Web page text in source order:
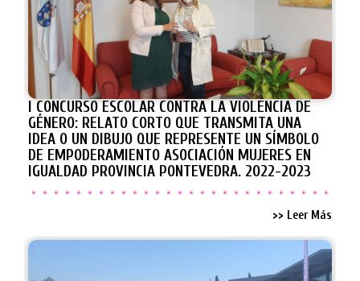
I CONCURSO ESCOLAR CONTRA LA VIOLENCIA DE
GÉNERO: RELATO CORTO QUE TRANSMITA UNA
IDEA O UN DIBUJO QUE REPRESENTE UN SÍMBOLO
DE EMPODERAMIENTO ASOCIACIÓN MUJERES EN
IGUALDAD PROVINCIA PONTEVEDRA. 2022-2023
>> Leer Más